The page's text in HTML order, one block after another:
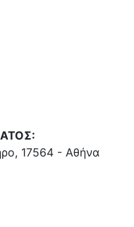
17564 - Αθήνα